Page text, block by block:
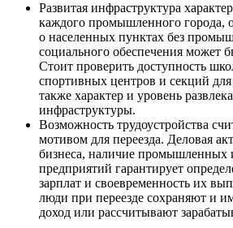
Развитая инфраструктура
каждого промышленного города,
о населенных пунктах без
социального обеспечения может
Стоит проверить доступность
спортивных центров и секций
также характер и уровень
инфраструктуры.
Возможность трудоустройства
мотивом для переезда. Деловая
бизнеса, наличие промышленных
предприятий гарантирует
зарплат и своевременность их
люди при переезде сохраняют и
доход или рассчитывают